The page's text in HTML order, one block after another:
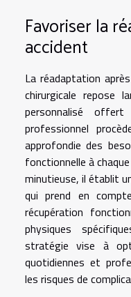
Favoriser la
accident
La réadaptation
chirurgicale repose
personnalisé
professionnel
approfondie des
fonctionnelle à
minutieuse, il établit
qui prend en
récupération
physiques
stratégie vise à
quotidiennes et
les risques de